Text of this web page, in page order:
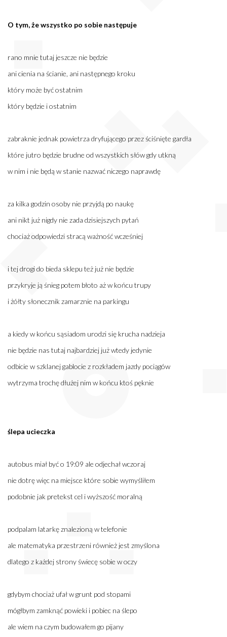
O tym, że wszystko po sobie następuje
rano mnie tutaj jeszcze nie będzie
ani cienia na ścianie, ani następnego kroku
który może być ostatnim
który będzie i ostatnim
zabraknie jednak powietrza dryfującego przez ściśnięte gardła
które jutro będzie brudne od wszystkich słów gdy utkną
w nim i nie będą w stanie nazwać niczego naprawdę
za kilka godzin osoby nie przyjdą po naukę
ani nikt już nigdy nie zada dzisiejszych pytań
chociaż odpowiedzi stracą ważność wcześniej
i tej drogi do bieda sklepu też już nie będzie
przykryje ją śnieg potem błoto aż w końcu trupy
i żółty słonecznik zamarznie na parkingu
a kiedy w końcu sąsiadom urodzi się krucha nadzieja
nie będzie nas tutaj najbardziej już wtedy jedynie
odbicie w szklanej gablocie z rozkładem jazdy pociągów
wytrzyma trochę dłużej nim w końcu ktoś pęknie
ślepa ucieczka
autobus miał być o 19:09 ale odjechał wczoraj
nie dotrę więc na miejsce które sobie wymyśliłem
podobnie jak pretekst cel i wyższość moralną
podpalam latarkę znalezioną w telefonie
ale matematyka przestrzeni również jest zmyślona
dlatego z każdej strony świecę sobie w oczy
gdybym chociaż ufał w grunt pod stopami
mógłbym zamknąć powieki i pobiec na ślepo
ale wiem na czym budowałem go pijany